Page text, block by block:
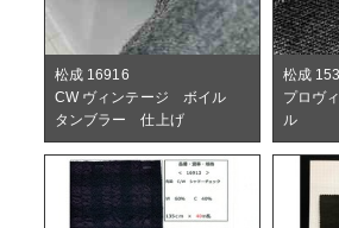
松成 16916
CW ヴィンテージ ボイル
タンブラー 仕上げ
松成
プロヴ
ル